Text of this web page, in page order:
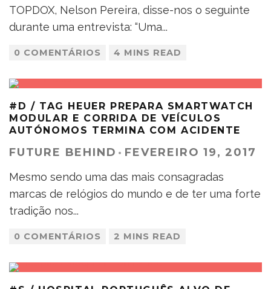
TOPDOX, Nelson Pereira, disse-nos o seguinte
durante uma entrevista: “Uma...
0 COMENTÁRIOS 4 MINS READ
#D / TAG HEUER PREPARA SMARTWATCH
MODULAR E CORRIDA DE VEÍCULOS
AUTÓNOMOS TERMINA COM ACIDENTE
FUTURE BEHIND · FEVEREIRO 19, 2017
Mesmo sendo uma das mais consagradas
marcas de relógios do mundo e de ter uma forte
tradição nos...
0 COMENTÁRIOS 2 MINS READ